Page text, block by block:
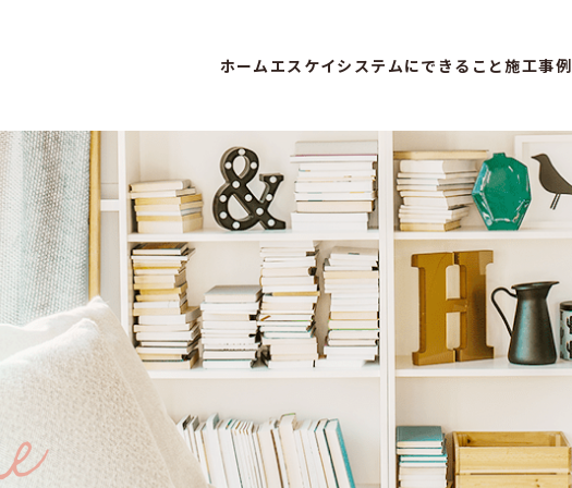
ホーム エスケイシステムにできること施工事例